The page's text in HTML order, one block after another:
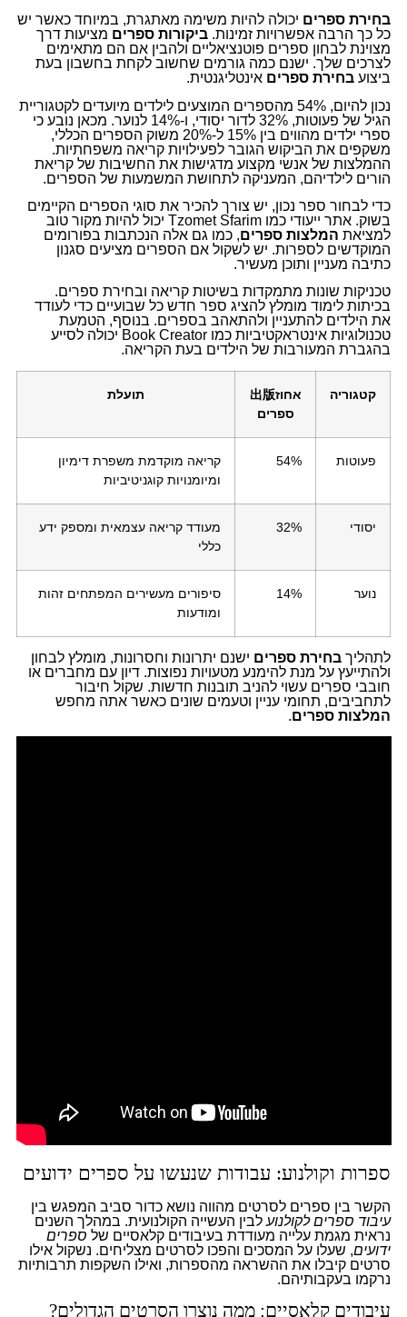
בחירת ספרים יכולה להיות משימה מאתגרת, במיוחד כאשר יש
כל כך הרבה אפשרויות זמינות. ביקורות ספרים מציעות דרך
מצוינת לבחון ספרים פוטנציאליים ולהבין אם הם מתאימים
לצרכים שלך. ישנם כמה גורמים שחשוב לקחת בחשבון בעת
ביצוע בחירת ספרים אינטליגנטית.
נכון להיום, 54% מהספרים המוצעים לילדים מיועדים לקטגוריית
הגיל של פעוטות, 32% לדור יסודי, ו-14% לנוער. מכאן נובע כי
ספרי ילדים מהווים בין 15% ל-20% משוק הספרים הכללי,
משקפים את הביקוש הגובר לפעילויות קריאה משפחתיות.
ההמלצות של אנשי מקצוע מדגישות את החשיבות של קריאת
הורים לילדיהם, המעניקה לתחושת המשמעות של הספרים.
כדי לבחור ספר נכון, יש צורך להכיר את סוגי הספרים הקיימים
בשוק. אתר ייעודי כמו Tzomet Sfarim יכול להיות מקור טוב
למציאת המלצות ספרים, כמו גם אלה הנכתבות בפורומים
המוקדשים לספרות. יש לשקול אם הספרים מציעים סגנון
כתיבה מעניין ותוכן מעשיר.
טכניקות שונות מתמקדות בשיטות קריאה ובחירת ספרים.
בכיתות לימוד מומלץ להציג ספר חדש כל שבועיים כדי לעודד
את הילדים להתעניין ולהתאהב בספרים. בנוסף, הטמעת
טכנולוגיות אינטראקטיביות כמו Book Creator יכולה לסייע
בהגברת המעורבות של הילדים בעת הקריאה.
קטגוריה
אחוז出版
ספרים
תועלת
פעוטות 54%
קריאה מוקדמת משפרת דימיון
ומיומנויות קוגניטיביות
יסודי 32%
מעודד קריאה עצמאית ומספק ידע
כללי
נוער 14%
סיפורים מעשירים המפתחים זהות
ומודעות
לתהליך בחירת ספרים ישנם יתרונות וחסרונות, מומלץ לבחון
ולהתייעץ על מנת להימנע מטעויות נפוצות. דיון עם מחברים או
חובבי ספרים עשוי להניב תובנות חדשות. שקול חיבור
לתחביבים, תחומי עניין וטעמים שונים כאשר אתה מחפש
המלצות ספרים.
ספרות וקולנוע: עבודות שנעשו על ספרים ידועים
הקשר בין ספרים לסרטים מהווה נושא כדור סביב המפגש בין
עיבוד ספרים לקולנועלבין העשייה הקולנועית. במהלך השנים
נראית מגמת עלייה מעודדת בעיבודים קלאסיים של ספרים
ידועים, שעלו על המסכים והפכו לסרטים מצליחים. נשקול אילו
סרטים קיבלו את ההשראה מהספרות, ואילו השקפות תרבותיות
נרקמו בעקבותיהם.
עיבודים קלאסיים: ממה נוצרו הסרטים הגדולים?